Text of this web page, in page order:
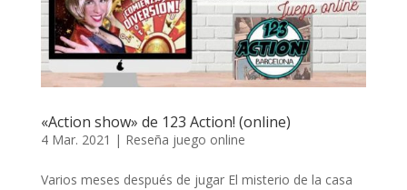
«Action show» de 123 Action! (online)
4 Mar. 2021 | Reseña juego online
Varios meses después de jugar El misterio de la casa